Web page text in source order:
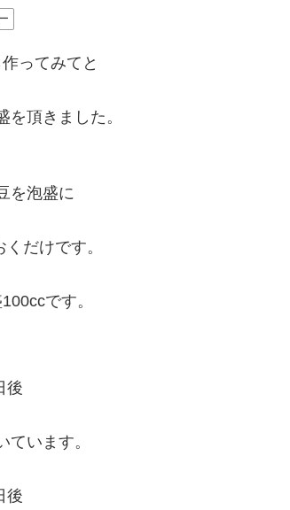
ってみてと
を頂きました。
を泡盛に
だけです。
です。
後
ています。
後